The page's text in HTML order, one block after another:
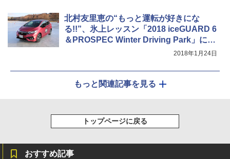
北村友里恵の“もっと運転が好きにな
る!!”、氷上レッスン「2018 iceGUARD 6
＆PROSPEC Winter Driving Park」に参
2018年1月24日
もっと関連記事を見る
トップページに戻る
おすすめ記事